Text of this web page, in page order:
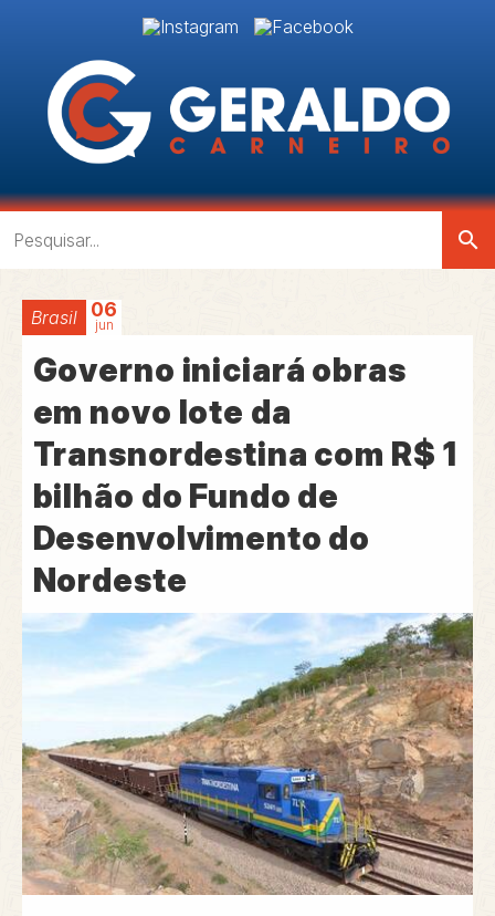
search
Brasil 06
jun
Governo iniciará obras
em novo lote da
Transnordestina com R$ 1
bilhão do Fundo de
Desenvolvimento do
Nordeste